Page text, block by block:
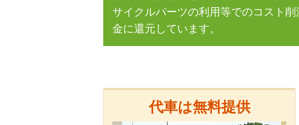
サイクルパーツの利用等でのコスト
金に還元しています。
代車は無料提供